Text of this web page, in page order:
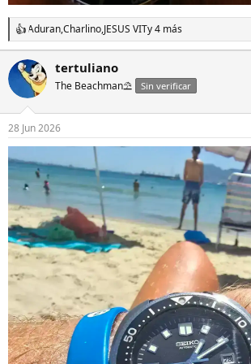
R
e
a
c
o
n
e
:
Aduran,Charlino,JESUS VITy 4 más
tertuliano
The Beachman⛱️ Sin verificar
28 Jun 2026